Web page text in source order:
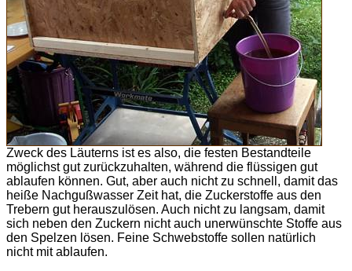
Zweck des Läuterns ist es also, die festen Bestandteile
möglichst gut zurückzuhalten, während die flüssigen gut
ablaufen können. Gut, aber auch nicht zu schnell, damit das
heiße Nachgußwasser Zeit hat, die Zuckerstoffe aus den
Trebern gut herauszulösen. Auch nicht zu langsam, damit
sich neben den Zuckern nicht auch unerwünschte Stoffe aus
den Spelzen lösen. Feine Schwebstoffe sollen natürlich
nicht mit ablaufen.